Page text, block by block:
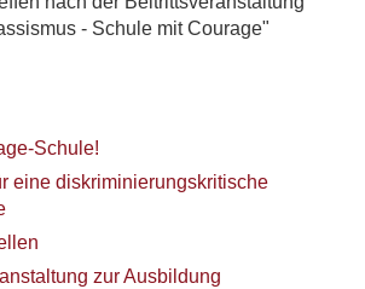
Schule!
eine diskriminierungskritische
zur Ausbildung